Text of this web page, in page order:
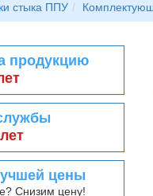
стыка ППУ
продукцию
цены
Снизим цену!